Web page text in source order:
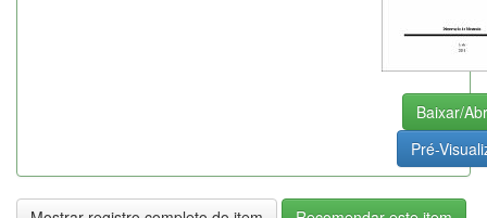
Baixar/
Pré-